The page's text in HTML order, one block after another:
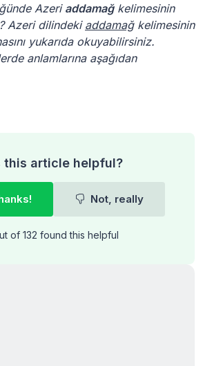
Azeri addamağkelimesinin
Azeri dilindeki addamağkelimesinin
yukarıda okuyabilirsiniz.
anlamlarına aşağıdan
this article helpful?
Not, really
of 132 found this helpful